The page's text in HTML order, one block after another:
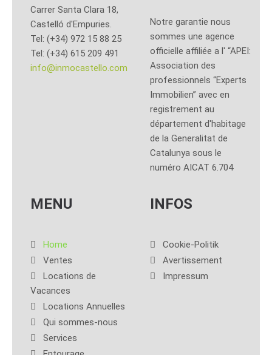
Carrer Santa Clara 18,
Castelló d'Empuries.
Tel: (+34) 972 15 88 25
Tel: (+34) 615 209 491
info@inmocastello.com
Notre garantie nous
sommes une agence
officielle affiliée a l' “APEI:
Association des
professionnels “Experts
Immobilien” avec en
registrement au
département d'habitage
de la Generalitat de
Catalunya sous le
numéro AICAT 6.704
MENU
Home
Ventes
Locations de
Vacances
Locations Annuelles
Qui sommes-nous
Services
INFOS
Cookie-Politik
Avertissement
Impressum